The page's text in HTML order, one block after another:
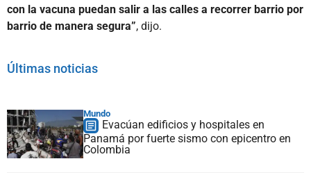
con la vacuna puedan salir a las calles a recorrer barrio por
barrio de manera segura”, dijo.
Últimas noticias
Mundo
Evacúan edificios y hospitales en
Panamá por fuerte sismo con epicentro en
Colombia